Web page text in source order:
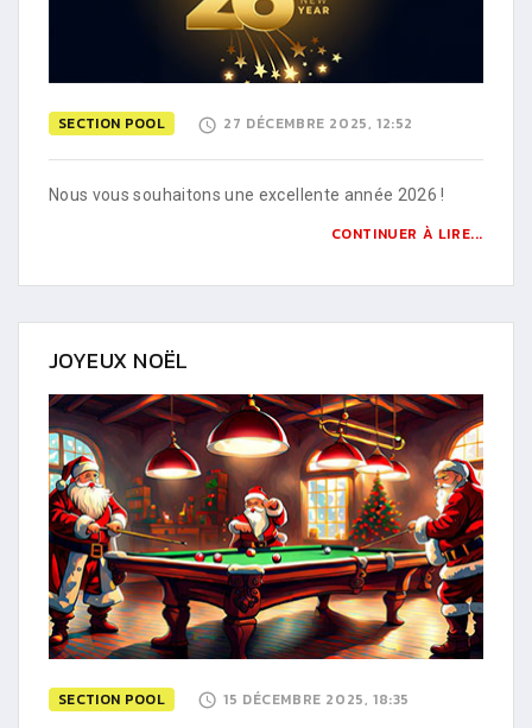
SECTION POOL 27 DÉCEMBRE 2025, 12:52
Nous vous souhaitons une excellente année 2026 !
CONTINUER À LIRE...
JOYEUX NOËL
SECTION POOL 15 DÉCEMBRE 2025, 18:35